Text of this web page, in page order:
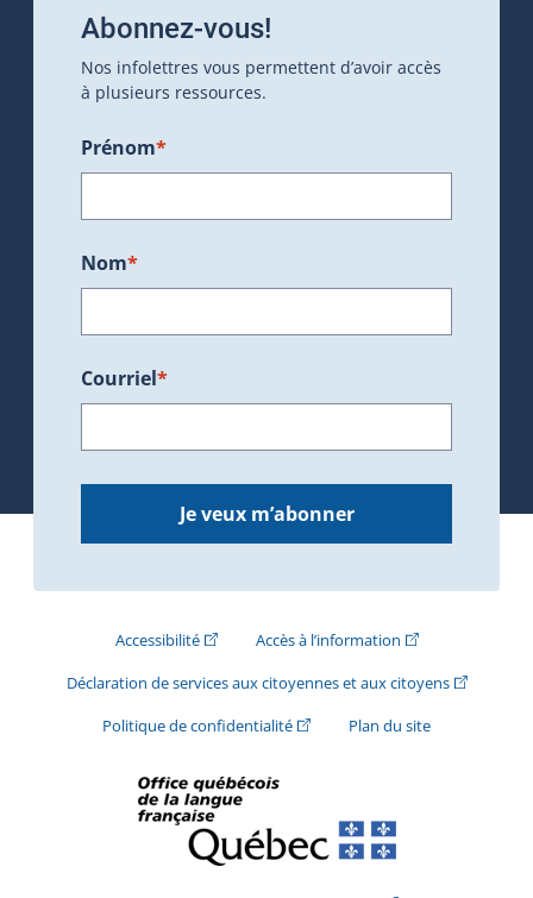
Abonnez-vous!
Nos infolettres vous permettent d’avoir accès
à plusieurs ressources.
Prénom*
Nom*
Courriel*
Je veux m’abonner
Accessibilité(Cet hyperlien externe s'ouvrira dans une
Accès à l’information(Cet hyperlien
Déclaration de services aux citoyennes et aux citoyens(Cet
Politique de confidentialité(Cet hyperlien externe s'ouvrira
Plan du site